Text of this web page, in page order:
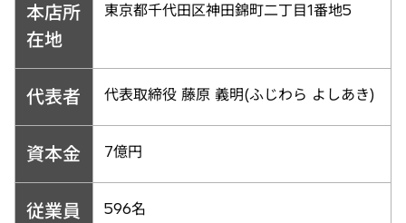
本店所
在地
東京都千代田区神田錦町二丁目1番地5
代表者 代表取締役 藤原 義明(ふじわら よしあき)
資本金 7億円
従業員
596名